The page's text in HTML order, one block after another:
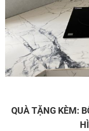
QUÀ TẶNG KÈM: